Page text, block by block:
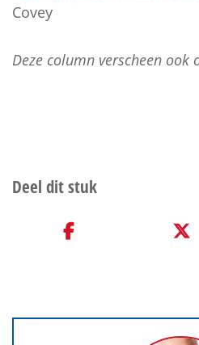
Covey
Deze column verscheen ook